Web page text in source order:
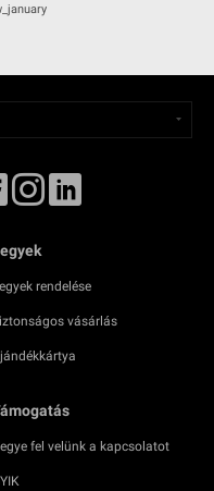
rendelése
vásárlás
fel velünk a kapcsolatot